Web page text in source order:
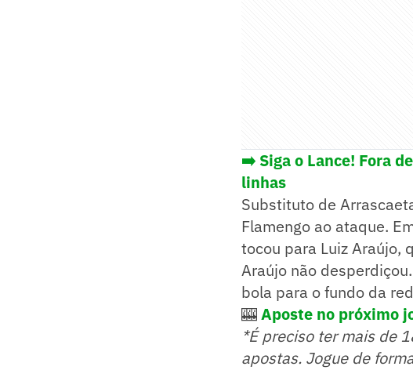
➡️ Siga o Lance! Fora
linhas
Substituto de
Flamengo ao ataque.
tocou para Luiz Araújo,
Araújo não
bola para o fundo da
🎰Aposte no próximo
*É preciso ter mais de
apostas. Jogue de